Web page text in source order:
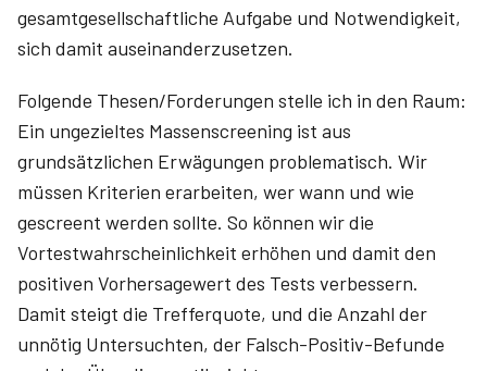
gesamtgesellschaftliche Aufgabe und Notwendigkeit,
sich damit auseinanderzusetzen.
Folgende Thesen/Forderungen stelle ich in den Raum:
Ein ungezieltes Massenscreening ist aus
grundsätzlichen Erwägungen problematisch. Wir
müssen Kriterien erarbeiten, wer wann und wie
gescreent werden sollte. So können wir die
Vortestwahrscheinlichkeit erhöhen und damit den
positiven Vorhersagewert des Tests verbessern.
Damit steigt die Trefferquote, und die Anzahl der
unnötig Untersuchten, der Falsch-Positiv-Befunde